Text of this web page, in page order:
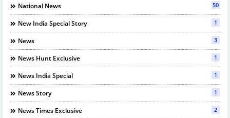
National News 50
New India Special Story 1
News 3
News Hunt Exclusive 1
News India Special 1
News Story 1
News Times Exclusive 2